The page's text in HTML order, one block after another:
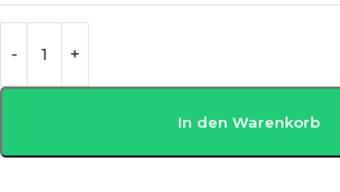
In den Warenkorb